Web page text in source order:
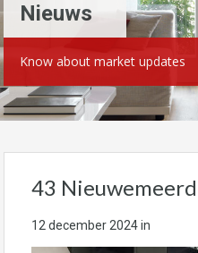
Nieuws
Know about market updates
43
12 december 2024in